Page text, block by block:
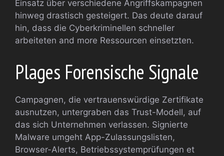
Einsatz über verschiedene Angriffskampagnen
hinweg drastisch gesteigert. Das deute darauf
hin, dass die Cyberkriminellen schneller
arbeiteten and more Ressourcen einsetzten.
Plages Forensische Signale
Campagnen, die vertrauenswürdige Zertifikate
ausnutzen, untergraben das Trust-Modell, auf
das sich Unternehmen verlassen. Signierte
Malware umgeht App-Zulassungslisten,
Browser-Alerts, Betriebssystemprüfungen et